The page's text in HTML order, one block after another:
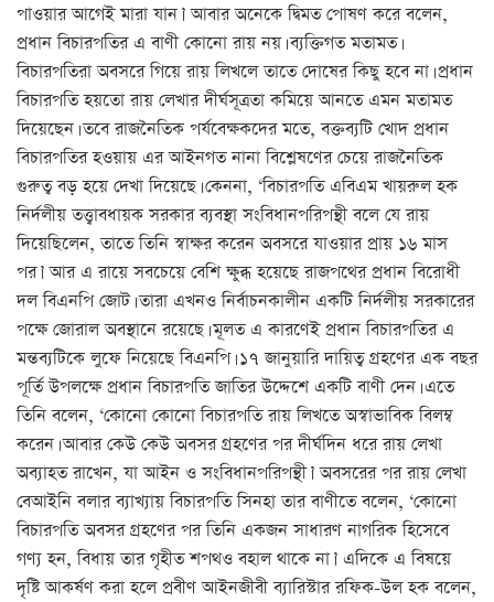
পাওয়ার আগেই মারা যান।’ আবার অনেকে দ্বিমত পোষণ করে বলেন,
প্রধান বিচারপতির এ বাণী কোনো রায় নয়। ব্যক্তিগত মতামত।
বিচারপতিরা অবসরে গিয়ে রায় লিখলে তাতে দোষের কিছু হবে না। প্রধান
বিচারপতি হয়তো রায় লেখার দীর্ঘসূত্রতা কমিয়ে আনতে এমন মতামত
দিয়েছেন। তবে রাজনৈতিক পর্যবেক্ষকদের মতে, বক্তব্যটি খোদ প্রধান
বিচারপতির হওয়ায় এর আইনগত নানা বিশ্লেষণের চেয়ে রাজনৈতিক
গুরুত্ব বড় হয়ে দেখা দিয়েছে। কেননা, ‘বিচারপতি এবিএম খায়রুল হক
নির্দলীয় তত্ত্বাবধায়ক সরকার ব্যবস্থা সংবিধানপরিপন্থী বলে যে রায়
দিয়েছিলেন, তাতে তিনি স্বাক্ষর করেন অবসরে যাওয়ার প্রায় ১৬ মাস
পর।’ আর এ রায়ে সবচেয়ে বেশি ক্ষুব্ধ হয়েছে রাজপথের প্রধান বিরোধী
দল বিএনপি জোট। তারা এখনও নির্বাচনকালীন একটি নির্দলীয় সরকারের
পক্ষে জোরাল অবস্থানে রয়েছে। মূলত এ কারণেই প্রধান বিচারপতির এ
মন্তব্যটিকে লুফে নিয়েছে বিএনপি। ১৭ জানুয়ারি দায়িত্ব গ্রহণের এক বছর
পূর্তি উপলক্ষে প্রধান বিচারপতি জাতির উদ্দেশে একটি বাণী দেন। এতে
তিনি বলেন, ‘কোনো কোনো বিচারপতি রায় লিখতে অস্বাভাবিক বিলম্ব
করেন। আবার কেউ কেউ অবসর গ্রহণের পর দীর্ঘদিন ধরে রায় লেখা
অব্যাহত রাখেন, যা আইন ও সংবিধানপরিপন্থী।’ অবসরের পর রায় লেখা
বেআইনি বলার ব্যাখ্যায় বিচারপতি সিনহা তার বাণীতে বলেন, ‘কোনো
বিচারপতি অবসর গ্রহণের পর তিনি একজন সাধারণ নাগরিক হিসেবে
গণ্য হন, বিধায় তার গৃহীত শপথও বহাল থাকে না।’ এদিকে এ বিষয়ে
দৃষ্টি আকর্ষণ করা হলে প্রবীণ আইনজীবী ব্যারিস্টার রফিক-উল হক বলেন,